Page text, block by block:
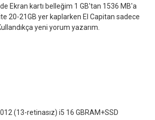
Ekran kartı belleğim 1 GB'tan 1536 MB'a
20-21GB yer kaplarken El Capitan sadece
yeni yorum yazarım.
(13-retinasız) i5 16 GBRAM+SSD